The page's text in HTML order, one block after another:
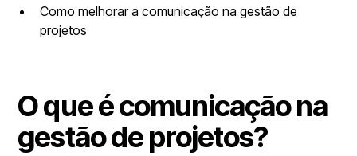
Como melhorar a comunicação na gestão de
projetos
O que é comunicação na
gestão de projetos?